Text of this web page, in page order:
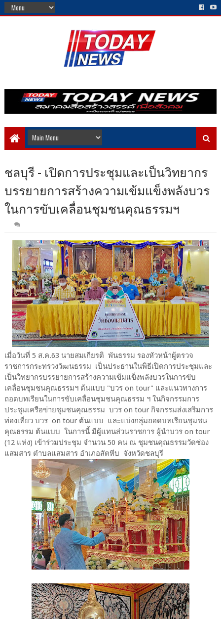
ชลบุรี - เปิดการประชุมและเป็นวิทยากร
บรรยายการสร้างความเข้มแข็งพลังบวร
ในการขับเคลื่อนชุมชนคุณธรรมฯ
เมื่อวันที่ 5 ส.ค.63 นายสมเกียรติ พันธรรม รองหัวหน้าผู้ตรวจ
ราชการกระทรวงวัฒนธรรม เป็นประธานในพิธีเปิดการประชุมและ
เป็นวิทยากรบรรยายการสร้างความเข้มแข็งพลังบวรในการขับ
เคลื่อนชุมชนคุณธรรมฯ ต้นแบบ "บวร on tour" และแนวทางการ
ถอดบทเรียนในการขับเคลื่อนชุมชนคุณธรรม ฯ ในกิจกรรมการ
ประชุมเครือข่ายชุมชนคุณธรรม บวร on tour กิจกรรมส่งเสริมการ
ท่องเที่ยว บวร on tour ต้นแบบ และแบ่งกลุ่มถอดบทเรียนชุมชน
คุณธรรม ต้นแบบ ในการนี้ มีผู้แทนส่วนราชการ ผู้นำบวร on tour
(12 แห่ง) เข้าร่วมประชุม จำนวน 50 คน ณ ชุมชนคุณธรรมวัดช่อง
แสมสาร ตำบลแสมสาร อำเภอสัตหีบ จังหวัดชลบุรี